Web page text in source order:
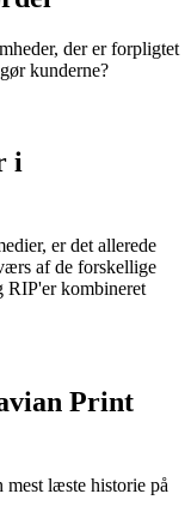
der er forpligtet
kunderne?
i
er det allerede
af de forskellige
RIP'er kombineret
Print
læste historie på